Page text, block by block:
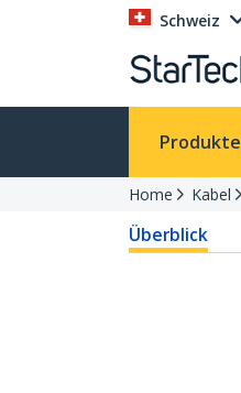
Schweiz
Produkte
Home Kabel
Überblick